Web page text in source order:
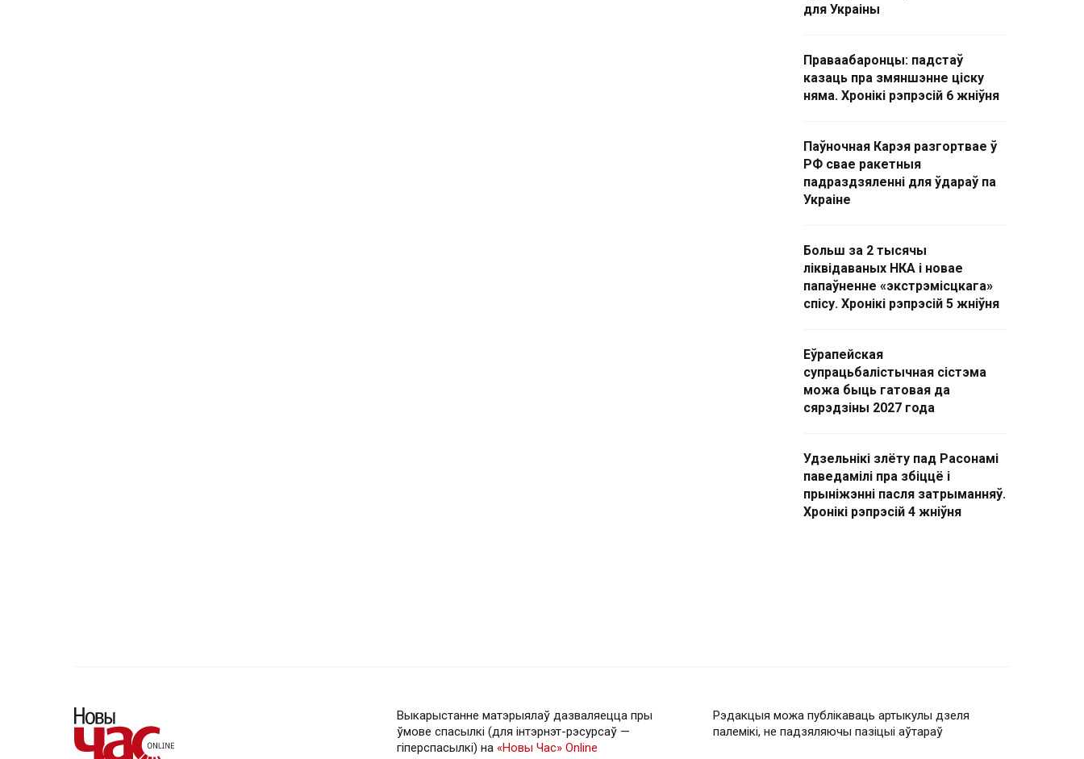
для Украіны
Праваабаронцы: падстаў
казаць пра змяншэнне ціску
няма. Хронікі рэпрэсій 6 жніўня
Паўночная Карэя разгортвае ў
РФ свае ракетныя
падраздзяленні для ўдараў па
Украіне
Больш за 2 тысячы
ліквідаваных НКА і новае
папаўненне «экстрэмісцкага»
спісу. Хронікі рэпрэсій 5 жніўня
Еўрапейская
супрацьбалістычная сістэма
можа быць гатовая да
сярэдзіны 2027 года
Удзельнікі злёту пад Расонамі
паведамілі пра збіццё і
прыніжэнні пасля затрыманняў.
Хронікі рэпрэсій 4 жніўня
Выкарыстанне матэрыялаў дазваляецца пры
ўмове спасылкі (для інтэрнэт-рэсурсаў —
гiперспасылкi) на «Новы Час» Online
Рэдакцыя можа публікаваць артыкулы дзеля
палемікі, не падзяляючы пазіцыі аўтараў